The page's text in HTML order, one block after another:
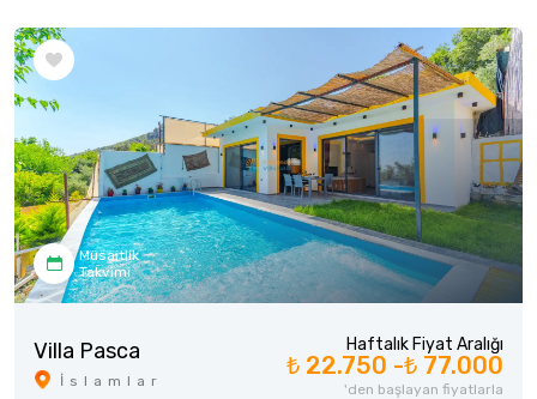
Müsaitlik
Takvimi
Villa Pasca
İslamlar
Haftalık Fiyat Aralığı
₺ 22.750 -₺ 77.000
'den başlayan fiyatlarla